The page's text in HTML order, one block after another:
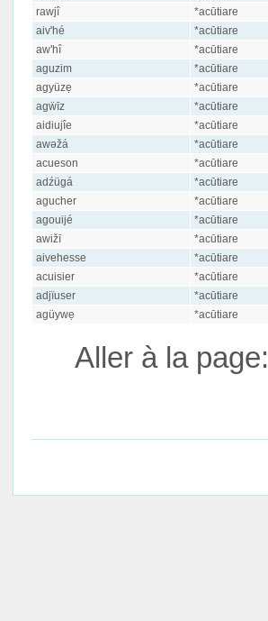
rawjî
*acūtiare
aiv'hé
*acūtiare
aw'hî
*acūtiare
aguzim
*acūtiare
agyüzẹ
*acūtiare
agẅīz
*acūtiare
aidiujîe
*acūtiare
awəžá
*acūtiare
acueson
*acūtiare
adźügá
*acūtiare
agucher
*acūtiare
agouijé
*acūtiare
awižī
*acūtiare
aivehesse
*acūtiare
acuisier
*acūtiare
adjïuser
*acūtiare
agüywẹ
*acūtiare
Aller à la page: